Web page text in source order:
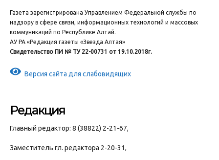
Газета зарегистрирована Управлением Федеральной службы по
надзору в сфере связи, информационных технологий и массовых
коммуникаций по Республике Алтай.
АУ РА «Редакция газеты «Звезда Алтая»
Свидетельство ПИ № ТУ 22-00731 от 19.10.2018г.
Версия сайта для слабовидящих
Редакция
Главный редактор: 8 (38822) 2-21-67,
Заместитель гл. редактора 2-20-31,